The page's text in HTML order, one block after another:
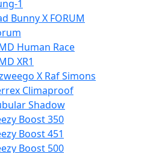
1
Bunny X FORUM
Human Race
XR1
Х Raf Simons
Climaproof
Shadow
Boost 350
Boost 451
Boost 500